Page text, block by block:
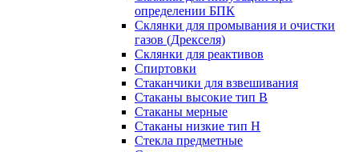
определении БПК
Склянки для промывания и очистки
газов (Дрекселя)
Склянки для реактивов
Спиртовки
Стаканчики для взвешивания
Стаканы высокие тип В
Стаканы мерные
Стаканы низкие тип Н
Стекла предметные